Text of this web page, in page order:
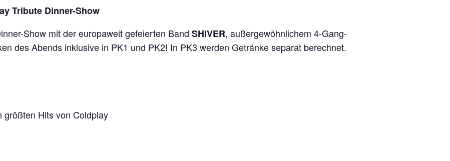
Tribute Dinner-Show
Show mit der europaweit gefeierten Band SHIVER, außergewöhnlichem 4-Gang-
des Abends inklusive in PK1 und PK2! In PK3 werden Getränke separat berechnet.
größten Hits von Coldplay